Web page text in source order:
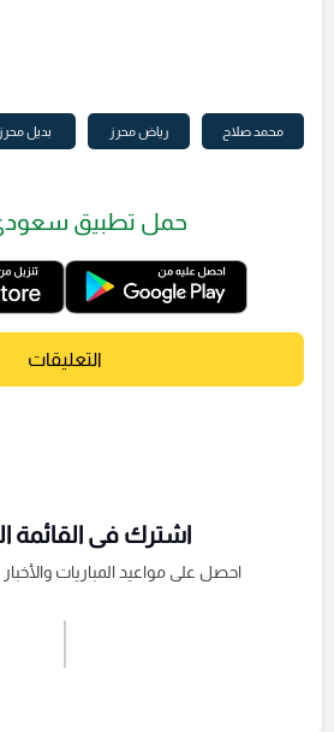
محمد صلاح رياض محرز بديل محرز
حمل تطبيق
التعليقات
اشترك فى القائمة
احصل على مواعيد المباريات والأخبار